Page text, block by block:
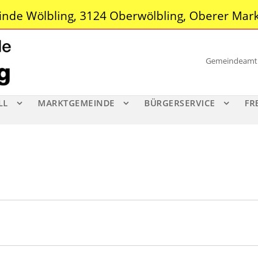
Wölbling, 3124 Oberwölbling, Oberer
MARKTGEMEINDE BÜRGERSERVICE